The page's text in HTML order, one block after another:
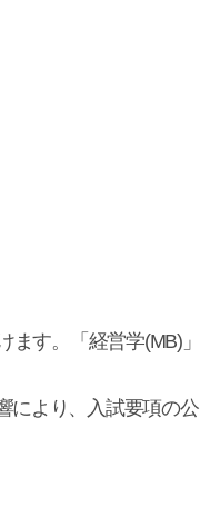
す。「経営学(MB)」
により、入試要項の公